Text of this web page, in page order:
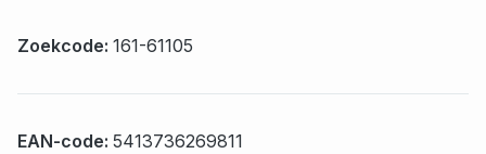
Zoekcode: 161-61105
EAN-code: 5413736269811